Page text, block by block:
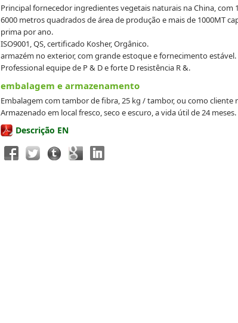
Principal fornecedor ingredientes vegetais naturais na China, com
6000 metros quadrados de área de produção e mais de 1000MT
prima por ano.
ISO9001, QS, certificado Kosher, Orgânico.
armazém no exterior, com grande estoque e fornecimento estável.
Professional equipe de P & D e forte D resistência R &.
embalagem e armazenamento
Embalagem com tambor de fibra, 25 kg / tambor, ou como cliente
Armazenado em local fresco, seco e escuro, a vida útil de 24 meses.
Descrição EN